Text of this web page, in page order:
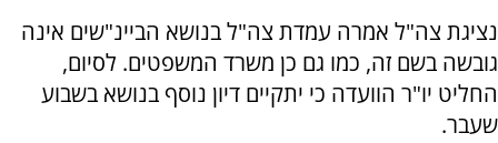
נציגת צה"ל אמרה עמדת צה"ל בנושא הביינ"שים אינה
גובשה בשם זה, כמו גם כן משרד המשפטים. לסיום,
החליט יו"ר הוועדה כי יתקיים דיון נוסף בנושא בשבוע
שעבר.